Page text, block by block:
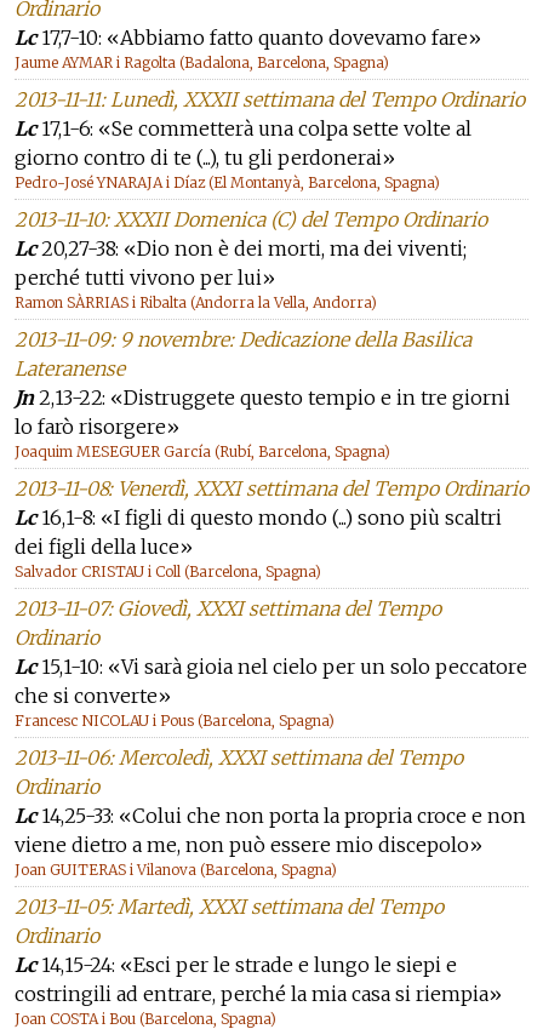
Ordinario
Lc17,7-10: «Abbiamo fatto quanto dovevamo fare»
Jaume AYMAR i Ragolta (Badalona, Barcelona, Spagna)
2013-11-11: Lunedì, XXXII settimana del Tempo Ordinario
Lc17,1-6: «Se commetterà una colpa sette volte al
giorno contro di te (...), tu gli perdonerai»
Pedro-José YNARAJA i Díaz (El Montanyà, Barcelona, Spagna)
2013-11-10: XXXII Domenica (C) del Tempo Ordinario
Lc20,27-38: «Dio non è dei morti, ma dei viventi;
perché tutti vivono per lui»
Ramon SÀRRIAS i Ribalta (Andorra la Vella, Andorra)
2013-11-09: 9 novembre: Dedicazione della Basilica
Lateranense
Jn2,13-22: «Distruggete questo tempio e in tre giorni
lo farò risorgere»
Joaquim MESEGUER García (Rubí, Barcelona, Spagna)
2013-11-08: Venerdì, XXXI settimana del Tempo Ordinario
Lc16,1-8: «I figli di questo mondo (...) sono più scaltri
dei figli della luce»
Salvador CRISTAU i Coll (Barcelona, Spagna)
2013-11-07: Giovedì, XXXI settimana del Tempo
Ordinario
Lc15,1-10: «Vi sarà gioia nel cielo per un solo peccatore
che si converte»
Francesc NICOLAU i Pous (Barcelona, Spagna)
2013-11-06: Mercoledì, XXXI settimana del Tempo
Ordinario
Lc14,25-33: «Colui che non porta la propria croce e non
viene dietro a me, non può essere mio discepolo»
Joan GUITERAS i Vilanova (Barcelona, Spagna)
2013-11-05: Martedì, XXXI settimana del Tempo
Ordinario
Lc14,15-24: «Esci per le strade e lungo le siepi e
costringili ad entrare, perché la mia casa si riempia»
Joan COSTA i Bou (Barcelona, Spagna)